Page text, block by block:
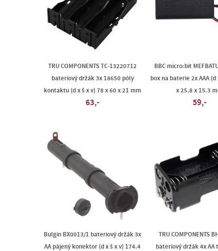
TRU COMPONENTS TC-13220712
bateriový držák 3x 18650 póly
kontaktu (d x š x v) 78 x 60 x 21 mm
63,-
BBC micro:bit
box na baterie 2x AAA (d
x 25.8 x 15.3
59,-
Bulgin BX0013/1 bateriový držák 3x
AA pájený konektor (d x š x v) 174.4
TRU COMPONENTS
bateriový držák 4x AA